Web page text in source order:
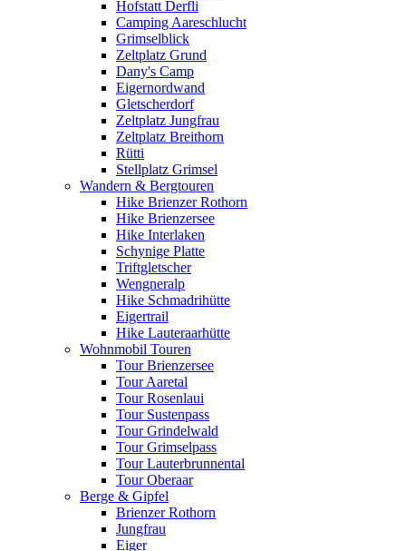
Hofstatt Derfli
Camping Aareschlucht
Grimselblick
Zeltplatz Grund
Dany's Camp
Eigernordwand
Gletscherdorf
Zeltplatz Jungfrau
Zeltplatz Breithorn
Rütti
Stellplatz Grimsel
Wandern & Bergtouren
Hike Brienzer Rothorn
Hike Brienzersee
Hike Interlaken
Schynige Platte
Triftgletscher
Wengneralp
Hike Schmadrihütte
Eigertrail
Hike Lauteraarhütte
Wohnmobil Touren
Tour Brienzersee
Tour Aaretal
Tour Rosenlaui
Tour Sustenpass
Tour Grindelwald
Tour Grimselpass
Tour Lauterbrunnental
Tour Oberaar
Berge & Gipfel
Brienzer Rothorn
Jungfrau
Eiger